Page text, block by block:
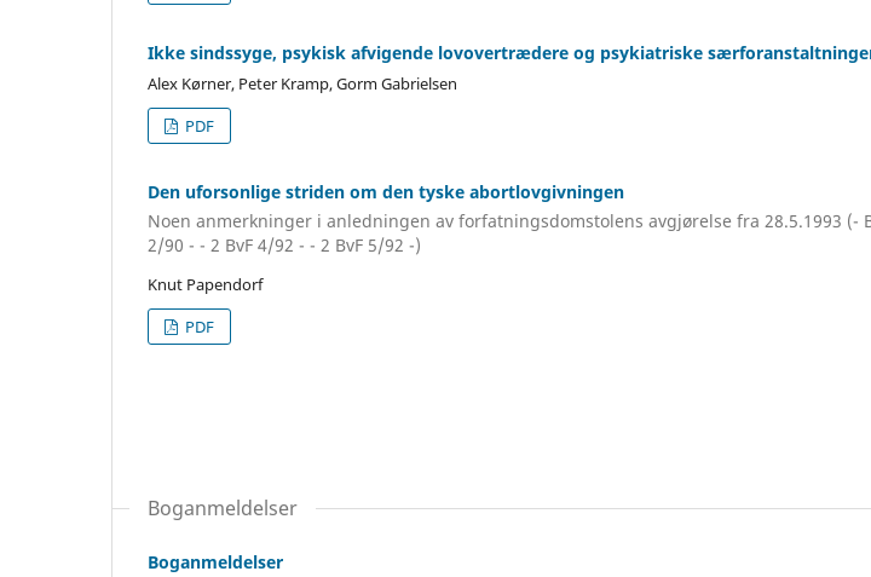
Ikke sindssyge, psykisk afvigende lovovertrædere og psykiatriske
Alex Kørner, Peter Kramp, Gorm Gabrielsen
PDF
Den uforsonlige striden om den tyske abortlovgivningen
Noen anmerkninger i anledningen av forfatningsdomstolens avgjørelse fra 28.5.1993 (-
2/90 - - 2 BvF 4/92 - - 2 BvF 5/92 -)
Knut Papendorf
PDF
Boganmeldelser
Boganmeldelser